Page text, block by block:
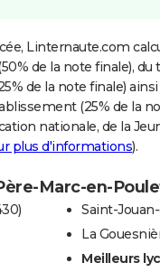
Linternaute.com
de la note finale), du
de la note finale)
(25% de la
nationale, de la
plus d'informations).
Marc-en-
Saint-
La
Meilleurs